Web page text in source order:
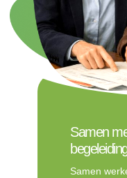
Samen
Samen